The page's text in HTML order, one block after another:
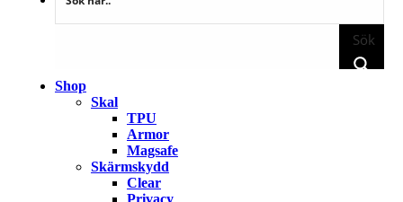
Sök
Shop
Skal
TPU
Armor
Magsafe
Skärmskydd
Clear
Privacy